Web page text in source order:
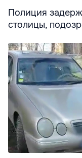
Полиция
столицы,